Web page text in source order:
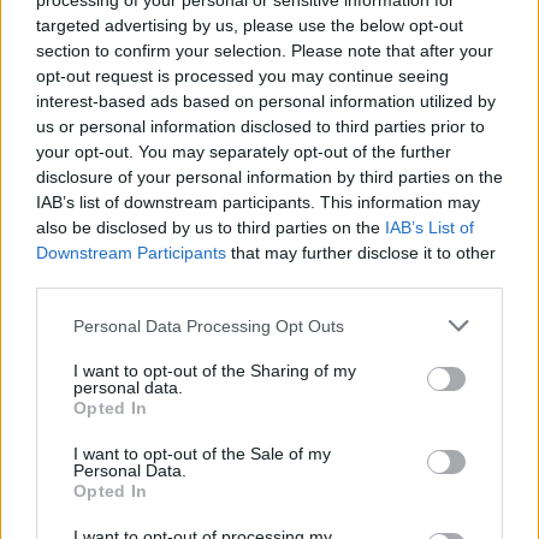
targeted advertising by us, please use the below opt-out
section to confirm your selection. Please note that after your
opt-out request is processed you may continue seeing
interest-based ads based on personal information utilized by
us or personal information disclosed to third parties prior to
your opt-out. You may separately opt-out of the further
disclosure of your personal information by third parties on the
IAB’s list of downstream participants. This information may
also be disclosed by us to third parties on the IAB’s List of
Downstream Participants that may further disclose it to other
Personal Data Processing Opt Outs
I want to opt-out of the Sharing of my
personal data.
Opted In
I want to opt-out of the Sale of my
Personal Data.
Opted In
centralną postacią, która kontrolowała wszystko.
Tymczasem w naszym zespole taką centralną postacią,
która tworzy naszą wizję i grę, byłem ja. Dlatego
obecnie w drużynie ma miejsce pewien brak
połączenia. Nie jest on przyzwyczajony do oglądania
gracza, któremu podczas spotkań i w kwestiach
teoretycznych pozwala się na tak wiele. Próbujemy
jednak to naprawić. Istnieje opcja, w której to on
zostanie kapitanem, ale jest też wiele innych opcji.
rozmowie z kanałemBetBoom Esports
Więcej informacji o letnich transferach na scenie